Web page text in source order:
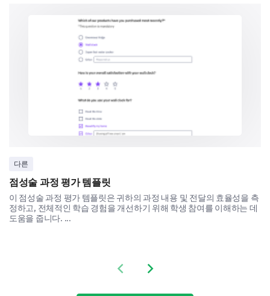
Please provide your physical address.
What is your relationship to the student?
다른
점성술 과정 평가 템플릿
이 점성술 과정 평가 템플릿은 귀하의 과정 내용 및 전달의 효율성을 측
정하고, 전체적인 학습 경험을 개선하기 위해 학생 참여를 이해하는 데
도움을 줍니다. ...
Previous slide
Next slide